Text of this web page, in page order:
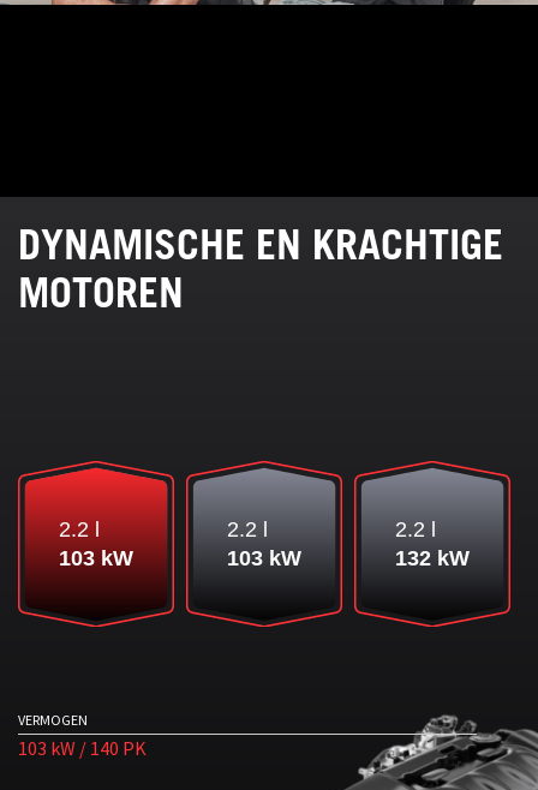
DYNAMISCHE EN KRACHTIGE
MOTOREN
2.2 l
103 kW
2.2 l
103 kW
2.2 l
132 kW
VERMOGEN
103 kW / 140 PK